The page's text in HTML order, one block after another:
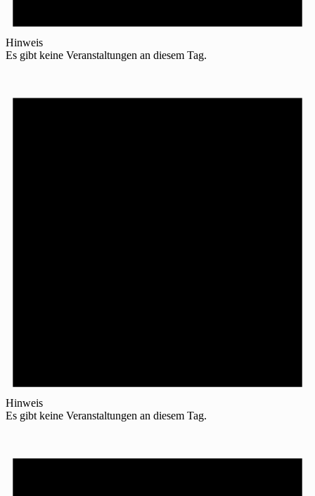
Hinweis
Es gibt keine Veranstaltungen an diesem Tag.
Hinweis
Es gibt keine Veranstaltungen an diesem Tag.